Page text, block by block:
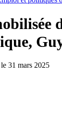
31 mars 2025